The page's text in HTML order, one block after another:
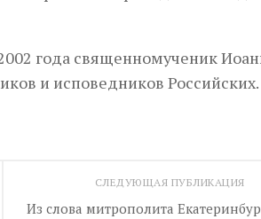
года священномученик
и исповедников Российских.
СЛЕДУЮЩАЯ ПУБЛИКАЦИЯ
Из слова митрополита